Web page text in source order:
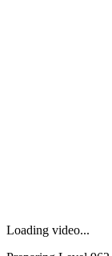
Loading video...